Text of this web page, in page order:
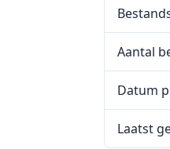
Aantal
Datum
Laatst